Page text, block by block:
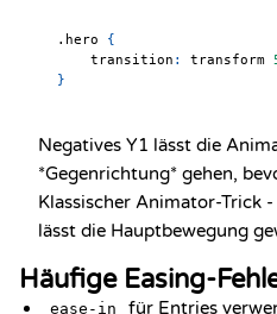
.hero
{
transition : transform
}
Negatives Y1 lässt die
*Gegenrichtung* gehen,
Klassischer Animator-Trick
lässt die Hauptbewegung
Häufige Easing-
ease-in
für Entries